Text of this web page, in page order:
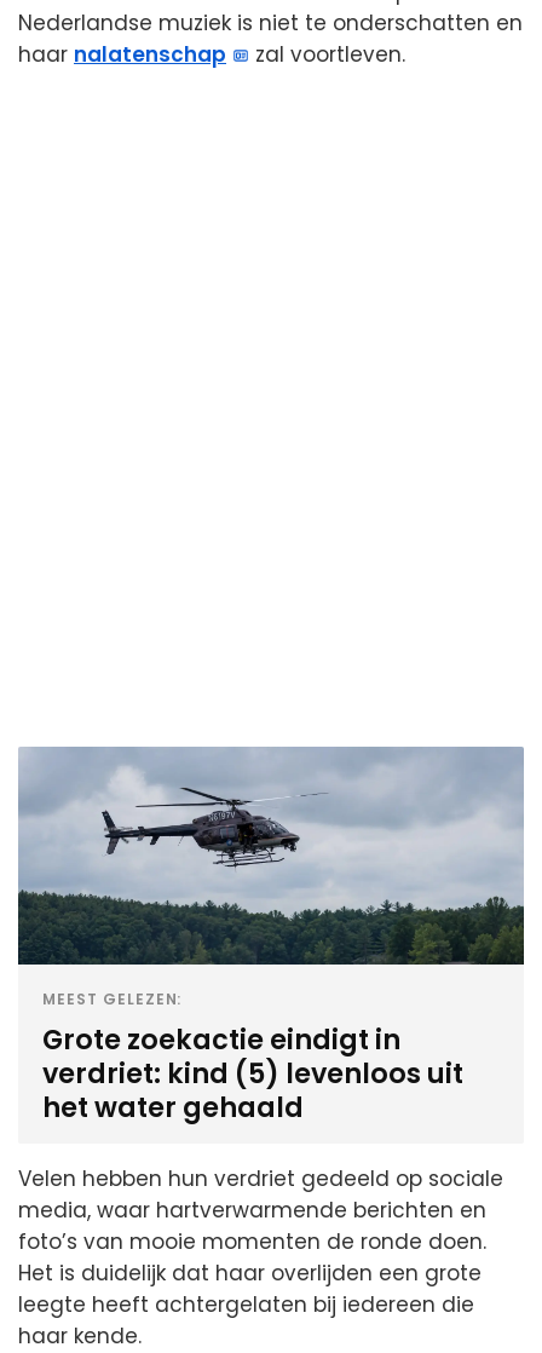
Nederlandse muziek is niet te onderschatten en
haar nalatenschap zal voortleven.
MEEST GELEZEN:
Grote zoekactie eindigt in
verdriet: kind (5) levenloos uit
het water gehaald
Velen hebben hun verdriet gedeeld op sociale
media, waar hartverwarmende berichten en
foto’s van mooie momenten de ronde doen.
Het is duidelijk dat haar overlijden een grote
leegte heeft achtergelaten bij iedereen die
haar kende.